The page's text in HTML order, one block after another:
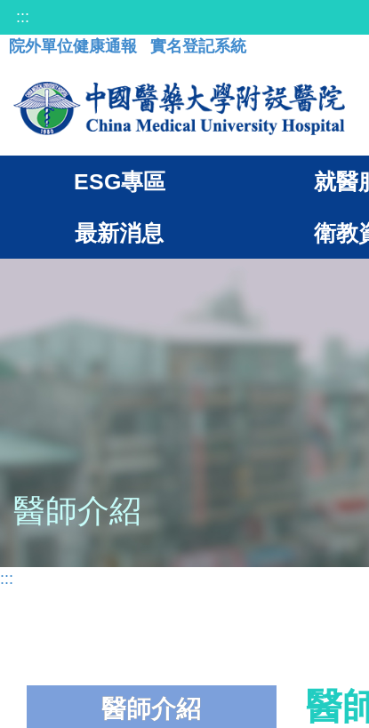
:::
院外單位健康通報
實名登記系統
ESG專區 就醫
最新消息 衛教
醫師介紹
:::
醫師介紹 醫